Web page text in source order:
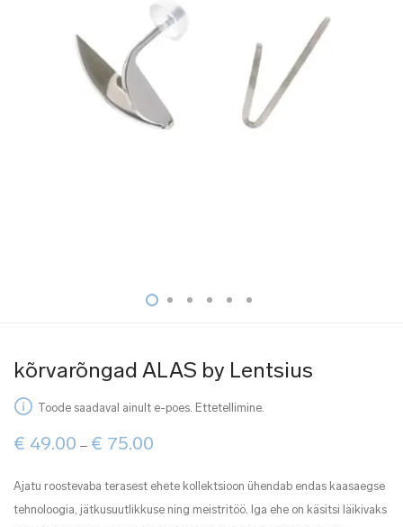
kõrvarõngad ALAS by Lentsius
Toode saadaval ainult e-poes. Ettetellimine.
€ 49.00 – € 75.00
€ 75.00
Ajatu roostevaba terasest ehete kollektsioon ühendab endas kaasaegse
tehnoloogia, jätkusuutlikkuse ning meistritöö. Iga ehe on käsitsi läikivaks